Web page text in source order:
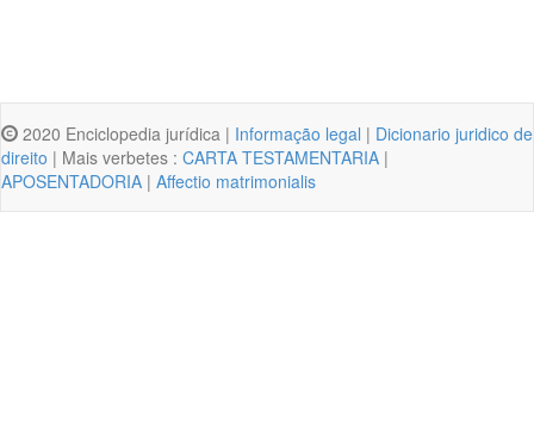
2020 Enciclopedia jurídica | Informação legal | Dicionario juridico de
direito | Mais verbetes : CARTA TESTAMENTARIA |
APOSENTADORIA | Affectio matrimonialis